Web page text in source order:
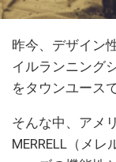
昨今、デザイン
イルランニング
をタウンユース
そんな中、アメ
MERRELL（メ